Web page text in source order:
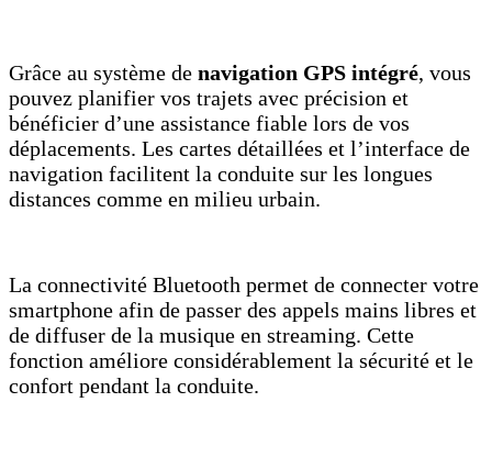
Grâce au système de navigation GPS intégré, vous
pouvez planifier vos trajets avec précision et
bénéficier d’une assistance fiable lors de vos
déplacements. Les cartes détaillées et l’interface de
navigation facilitent la conduite sur les longues
distances comme en milieu urbain.
La connectivité Bluetooth permet de connecter votre
smartphone afin de passer des appels mains libres et
de diffuser de la musique en streaming. Cette
fonction améliore considérablement la sécurité et le
confort pendant la conduite.